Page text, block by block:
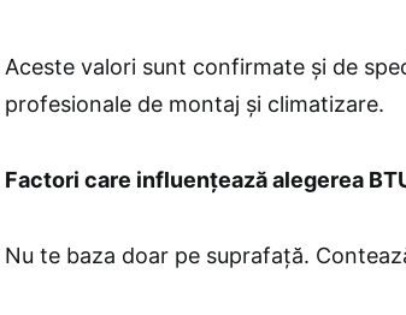
Aceste valori sunt confirmate și de
profesionale de montaj și climatizare.
Factori care influențează alegerea
Nu te baza doar pe suprafață.